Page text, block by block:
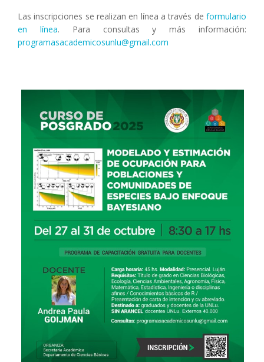
Las inscripciones se realizan en línea a través de formulario
en línea. Para consultas y más información:
programasacademicosunlu@gmail.com